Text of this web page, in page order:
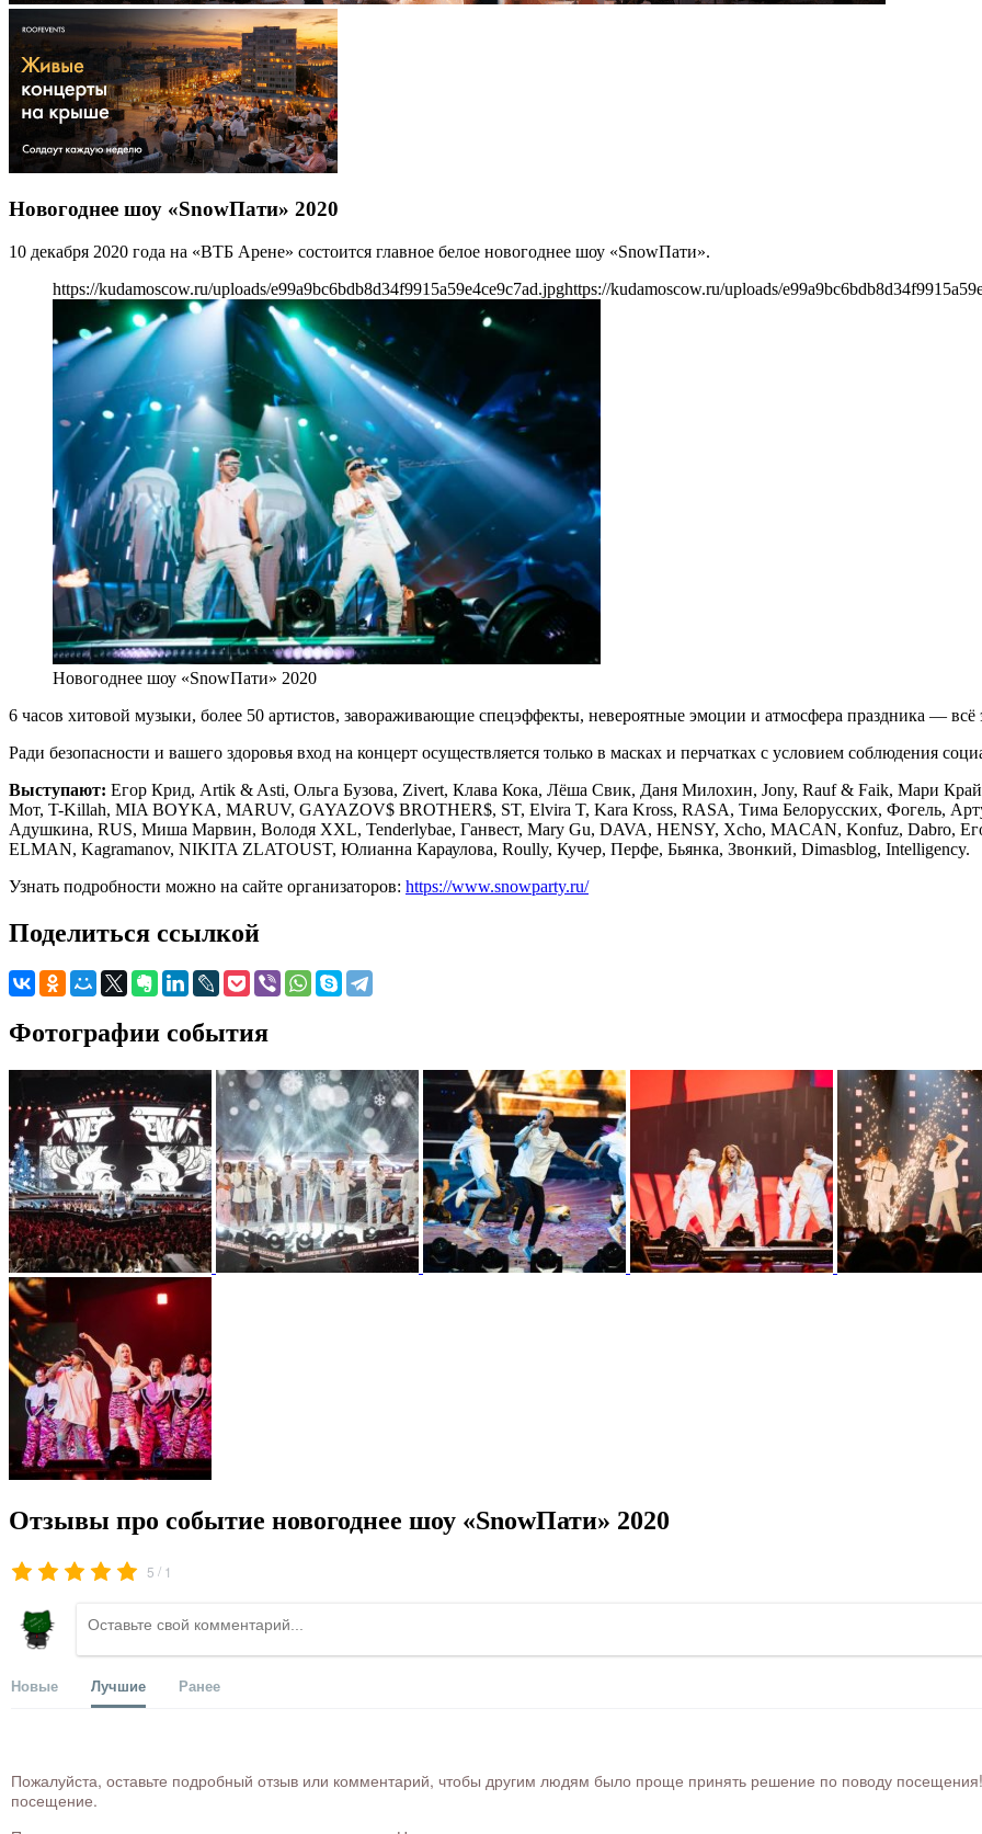
Новогоднее шоу «SnowПати» 2020
10 декабря 2020 года на «ВТБ Арене» состоится главное белое новогоднее шоу «SnowПати».
https://kudamoscow.ru/uploads/e99a9bc6bdb8d34f9915a59e4ce9c7ad.jpghttps://kudamoscow.ru/uploads/
Новогоднее шоу «SnowПати» 2020
6 часов хитовой музыки, более 50 артистов, завораживающие спецэффекты, невероятные эмоции и атмосфера праздника — всё
Ради безопасности и вашего здоровья вход на концерт осуществляется только в масках и перчатках с условием соблюдения
Выступают: Егор Крид, Artik & Asti, Ольга Бузова, Zivert, Клава Кока, Лёша Свик, Даня Милохин, Jony, Rauf & Faik, Мари
Мот, T-Killah, MIA BOYKA, MARUV, GAYAZOV$ BROTHER$, ST, Elvira T, Kara Kross, RASA, Тима Белорусских, Фогель,
Адушкина, RUS, Миша Марвин, Володя ХХL, Tenderlybae, Ганвест, Mary Gu, DAVA, HENSY, Xcho, MACAN, Konfuz, Dabro,
ELMAN, Kagramanov, NIKITA ZLATOUST, Юлианна Караулова, Roully, Кучер, Перфе, Бьянка, Звонкий, Dimasblog, Intelligency.
Узнать подробности можно на сайте организаторов: https://www.snowparty.ru/
Поделиться ссылкой
Фотографии события
Отзывы про событие новогоднее шоу «SnowПати» 2020
5 / 1
Новые Лучшие Ранее
Пожалуйста, оставьте подробный отзыв или комментарий, чтобы другим людям было проще принять решение по поводу посещения!
посещение.